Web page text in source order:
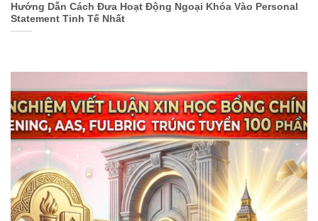
Hướng Dẫn Cách Đưa Hoạt Động Ngoại Khóa Vào Personal
Statement Tinh Tế Nhất